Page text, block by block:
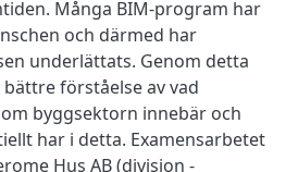
Många BIM-program har
och därmed har
underlättats. Genom detta
förståelse av vad
byggsektorn innebär och
har i detta. Examensarbetet
Hus AB (division -